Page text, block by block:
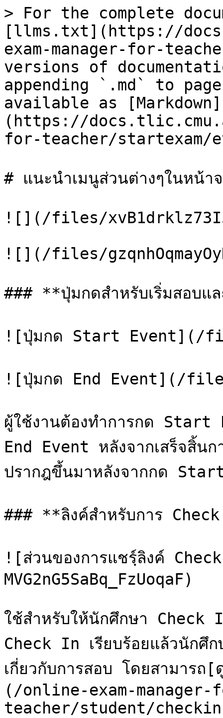
> For the complete
[llms.txt](https://
exam-manager-for-
versions of
appending `.md` to
available as [Markdown]
(https://
for-teacher/startexam/
# แนะนำเมนูส่วนต่างๆในหน้า
![](/files/
![](/files/
### **ปุ่มกดสำหรับเริ่มสอบแ
![ปุ่มกด Start Event](/
![ปุ่มกด End Event](/files/-
ผู้ใช้งานต้องทำการกด Start
End Event หลังจากเสร็จสิ้น
ปรากฎขึ้นมาหลังจากกด
### **ลิงค์สำหรับการ
![ส่วนของการแชร์ฺลิงค์
MVG2nG5SaBq_FzUoqaF)
ใช้สำหรับให้นักศึกษา Check
Check In เรียบร้อยแล้วนักศึก
เกี่ยวกับการสอบ โดยสามารถ[
(/online-exam-
teacher/student/